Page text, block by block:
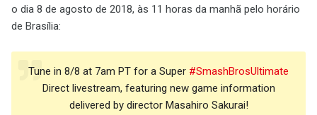
o dia 8 de agosto de 2018, às 11 horas da manhã pelo horário
de Brasília:
Tune in 8/8 at 7am PT for a Super #SmashBrosUltimate
Direct livestream, featuring new game information
delivered by director Masahiro Sakurai!